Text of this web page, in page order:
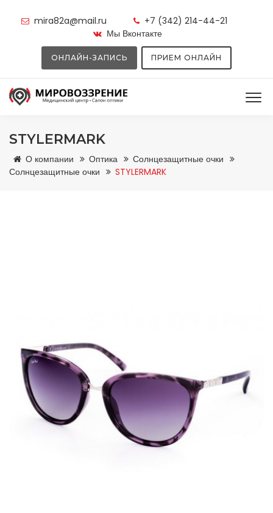
mira82a@mail.ru
+7 (342) 214-44-21
Мы Вконтакте
ОНЛАЙН-ЗАПИСЬ ПРИЕМ ОНЛАЙН
STYLERMARK
О компании Оптика
Солнцезащитные очки
Солнцезащитные очки
STYLERMARK